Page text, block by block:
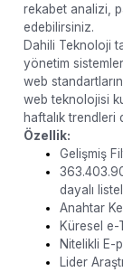
rekabet analizi,
edebilirsiniz.
Dahili Teknoloji
yönetim
web
web teknolojisi
haftalık trendleri
Özellik:
Gelişmiş
dayalı
Anahtar
Küresel
Nitelikli E-
Lider